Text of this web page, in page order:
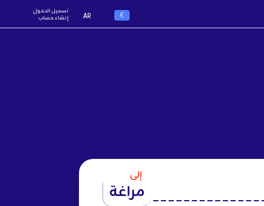
€
AR
تسجيل الدخول
إنشاء حساب
إلى
مراغة